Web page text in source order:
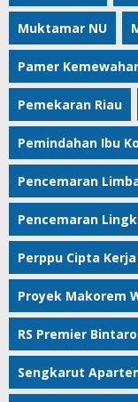
Muktamar NU
Pamer
Pemekaran Riau
Pemindahan Ibu
Pencemaran
Pencemaran
Perppu Cipta Kerja
Proyek Makorem
RS Premier Bintaro
Sengkarut